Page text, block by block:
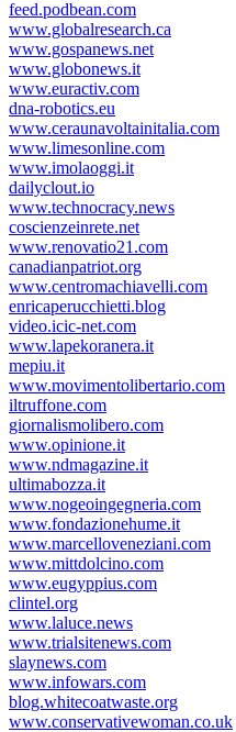
feed.podbean.com
www.globalresearch.ca
www.gospanews.net
www.globonews.it
www.euractiv.com
dna-robotics.eu
www.ceraunavoltainitalia.com
www.limesonline.com
www.imolaoggi.it
dailyclout.io
www.technocracy.news
coscienzeinrete.net
www.renovatio21.com
canadianpatriot.org
www.centromachiavelli.com
enricaperucchietti.blog
video.icic-net.com
www.lapekoranera.it
mepiu.it
www.movimentolibertario.com
iltruffone.com
giornalismolibero.com
www.opinione.it
www.ndmagazine.it
ultimabozza.it
www.nogeoingegneria.com
www.fondazionehume.it
www.marcelloveneziani.com
www.mittdolcino.com
www.eugyppius.com
clintel.org
www.laluce.news
www.trialsitenews.com
slaynews.com
www.infowars.com
blog.whitecoatwaste.org
www.conservativewoman.co.uk